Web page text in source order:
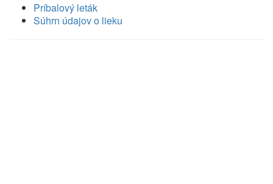
Príbalový leták
Súhrn údajov o lieku